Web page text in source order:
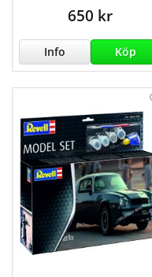
650 kr
Info Köp